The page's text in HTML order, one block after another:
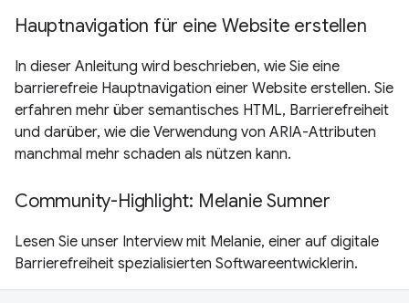
Hauptnavigation für eine Website erstellen
In dieser Anleitung wird beschrieben, wie Sie eine
barrierefreie Hauptnavigation einer Website erstellen. Sie
erfahren mehr über semantisches HTML, Barrierefreiheit
und darüber, wie die Verwendung von ARIA-Attributen
manchmal mehr schaden als nützen kann.
Community-Highlight: Melanie Sumner
Lesen Sie unser Interview mit Melanie, einer auf digitale
Barrierefreiheit spezialisierten Softwareentwicklerin.